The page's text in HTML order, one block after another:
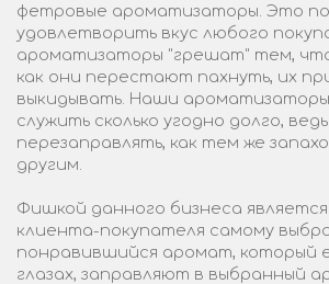
фетровые ароматизаторы. Это
удовлетворить вкус любого
ароматизаторы "грешат" тем,
как они перестают пахнуть, их
выкидывать. Наши
служить сколько угодно долго,
перезаправлять, как тем же
другим.
Фишкой данного бизнеса
клиента-покупателя самому
понравившийся аромат, который
глазах, заправляют в выбранный